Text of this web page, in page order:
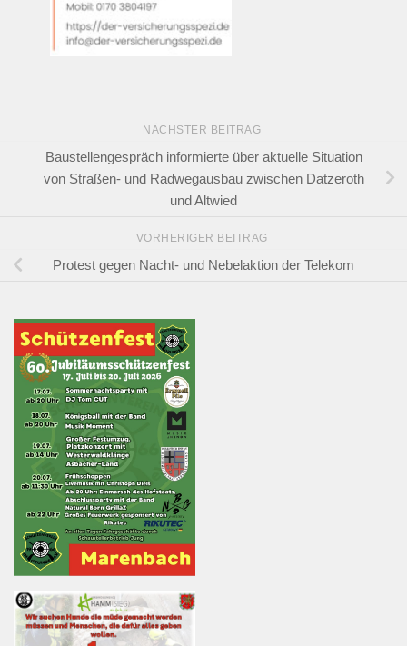
NÄCHSTER BEITRAG
Baustellengespräch informierte über aktuelle Situation
von Straßen- und Radwegausbau zwischen Datzeroth
und Altwied
VORHERIGER BEITRAG
Protest gegen Nacht- und Nebelaktion der Telekom